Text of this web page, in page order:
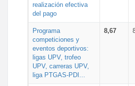
realización efectiva
del pago
Programa
competiciones y
eventos deportivos:
ligas UPV, trofeo
UPV, carreras UPV,
liga PTGAS-PDI...
8,67